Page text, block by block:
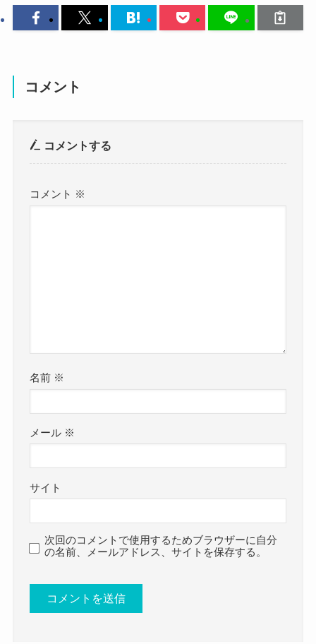
名前：中馬美貝 (ちゅうま ミシェル)
年齢：12歳
体重：？
血液型：？
utm_source=ig_web_button_share_sheet&igsh=ZD
NlZDc0MzIxNw==
YOSHIKI.NET
中馬美貝さんはまだ現役小学生です！(2024年3月
若い年齢ながら、Stellachordのメンバーに選ばれ
ールを詳しくみていきましょう！
中馬美貝の身長・体重は？
コメント
コメントする
コメント ※
名前 ※
メール ※
サイト
次回のコメントで使用するためブラウザーに自分
の名前、メールアドレス、サイトを保存する。